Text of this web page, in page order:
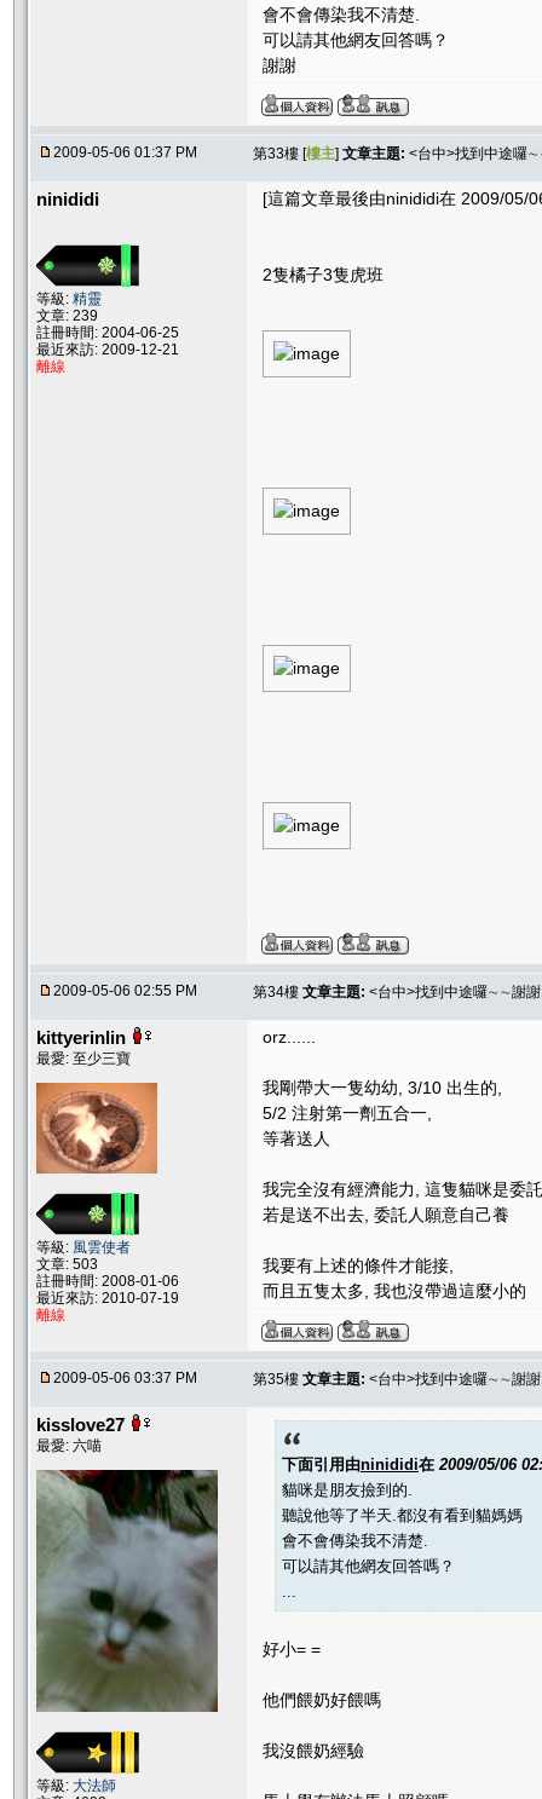
會不會傳染我不清楚.
可以請其他網友回答嗎？
謝謝
2009-05-06 01:37 PM 第33樓 [樓主] 文章主題: <台中>找到中途囉
ninididi
等級: 精靈
文章: 239
註冊時間: 2004-06-25
最近來訪: 2009-12-21
離線
[這篇文章最後由ninididi在 2009/05/
2隻橘子3隻虎班
2009-05-06 02:55 PM 第34樓 文章主題: <台中>找到中途囉∼∼謝
kittyerinlin
最愛: 至少三寶
等級: 風雲使者
文章: 503
註冊時間: 2008-01-06
最近來訪: 2010-07-19
離線
orz......
我剛帶大一隻幼幼, 3/10 出生的,
5/2 注射第一劑五合一,
等著送人
我完全沒有經濟能力, 這隻貓咪是委
若是送不出去, 委託人願意自己養
我要有上述的條件才能接,
而且五隻太多, 我也沒帶過這麼小的
2009-05-06 03:37 PM 第35樓 文章主題: <台中>找到中途囉∼∼謝
kisslove27
最愛: 六喵
等級: 大法師
下面引用由ninididi在 2009/05/06
貓咪是朋友撿到的.
聽說他等了半天.都沒有看到貓媽媽
會不會傳染我不清楚.
可以請其他網友回答嗎？
好小= =
他們餵奶好餵嗎
我沒餵奶經驗